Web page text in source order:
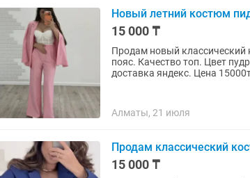
Новый летний костюм
15 000 ₸
Продам новый
пояс. Качество топ. Цвет
доставка яндекс. Цена
Алматы, 21 июля
Продам классический
15 000 ₸